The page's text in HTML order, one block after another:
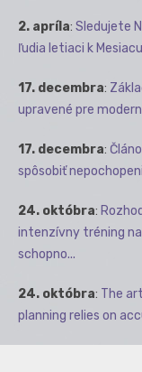
2. apríla: Sledujete
ľudia letiaci k
17. decembra:
upravené pre
17. decembra:
spôsobiť
24. októbra:
intenzívny tréning
schopno...
24. októbra: The
planning relies on